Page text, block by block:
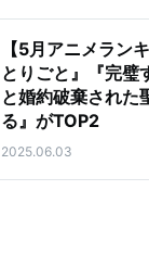
【5月アニメラン
とりごと』『完璧
と婚約破棄された
る』がTOP2
2025.06.03